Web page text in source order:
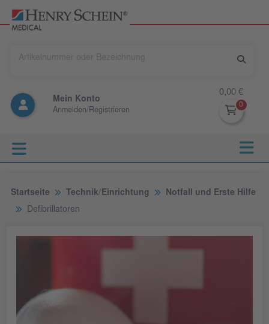
Mein Konto
Anmelden/Registrieren
0,00 €
Startseite Technik/Einrichtung
Notfall und Erste Hilfe
Defibrillatoren